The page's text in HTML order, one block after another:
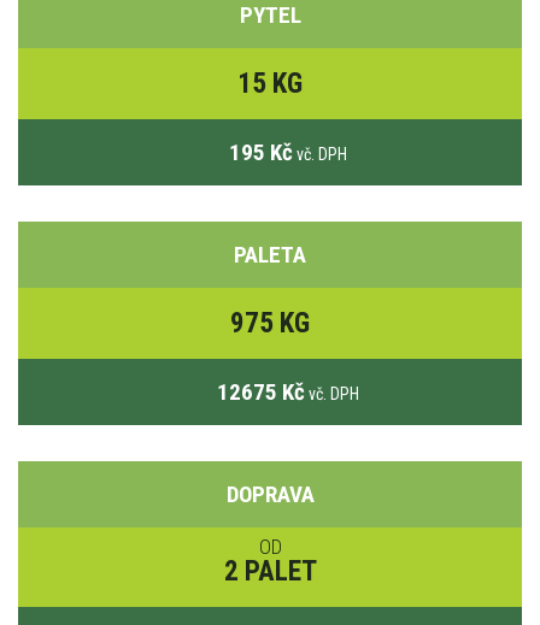
PYTEL
15 KG
195 Kč vč. DPH
PALETA
975 KG
12675 Kč vč. DPH
DOPRAVA
OD
2 PALET